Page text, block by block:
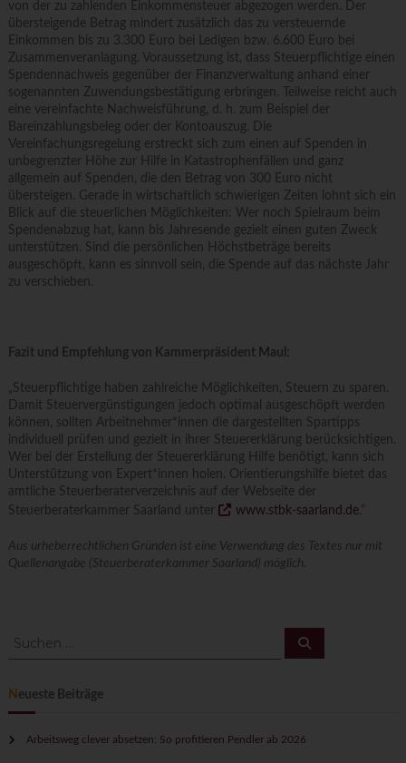
von der zu zahlenden Einkommensteuer abgezogen werden. Der
übersteigende Betrag mindert zusätzlich das zu versteuernde
Einkommen bis zu 3.300 Euro bei Ledigen bzw. 6.600 Euro bei
Zusammenveranlagung. Voraussetzung ist, dass Steuerpflichtige einen
Spendennachweis gegenüber der Finanzverwaltung anhand einer
sogenannten Zuwendungsbestätigung erbringen. Teilweise reicht auch
eine vereinfachte Nachweisführung, d. h. zum Beispiel der
Bareinzahlungsbeleg oder der Kontoauszug. Die
Vereinfachungsregelung erstreckt sich zum einen auf Spenden in
unbegrenzter Höhe zur Hilfe in Katastrophenfällen und ganz
allgemein auf Spenden, die den Betrag von 300 Euro nicht
übersteigen. Gerade in wirtschaftlich schwierigen Zeiten lohnt sich ein
Blick auf die steuerlichen Möglichkeiten: Wer noch Spielraum beim
Spendenabzug hat, kann bis Jahresende gezielt einen guten Zweck
unterstützen. Sind die persönlichen Höchstbeträge bereits
ausgeschöpft, kann es sinnvoll sein, die Spende auf das nächste Jahr
zu verschieben.
Fazit und Empfehlung von Kammerpräsident Maul:
„Steuerpflichtige haben zahlreiche Möglichkeiten, Steuern zu sparen.
Damit Steuervergünstigungen jedoch optimal ausgeschöpft werden
können, sollten Arbeitnehmer*innen die dargestellten Spartipps
individuell prüfen und gezielt in ihrer Steuererklärung berücksichtigen.
Wer bei der Erstellung der Steuererklärung Hilfe benötigt, kann sich
Unterstützung von Expert*innen holen. Orientierungshilfe bietet das
amtliche Steuerberaterverzeichnis auf der Webseite der
Steuerberaterkammer Saarland unter
www.stbk-saarland.de.“
Aus urheberrechtlichen Gründen ist eine Verwendung des Textes nur mit
Quellenangabe (Steuerberaterkammer Saarland) möglich.
h
n
S
Neueste Beiträge
Arbeitsweg clever absetzen: So profitieren Pendler ab 2026